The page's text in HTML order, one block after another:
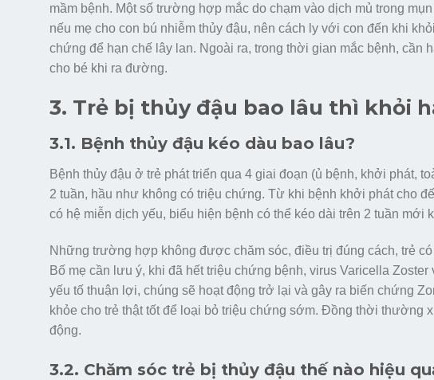
mầm bệnh. Một số trường hợp mắc do chạm vào dịch mủ trong
nếu mẹ cho con bú nhiễm thủy đậu, nên cách ly với con đến khi
chứng để hạn chế lây lan. Ngoài ra, trong thời gian mắc bệnh,
cho bé khi ra đường.
3. Trẻ bị thủy đậu bao lâu thì khỏi
3.1. Bệnh thủy đậu kéo dàu bao lâu?
Bệnh thủy đậu ở trẻ phát triển qua 4 giai đoạn (ủ bệnh, khởi phát,
2 tuần, hầu như không có triệu chứng. Từ khi bệnh khởi phát cho
có hệ miễn dịch yếu, biểu hiện bệnh có thể kéo dài trên 2 tuần mới
Những trường hợp không được chăm sóc, điều trị đúng cách, trẻ
Bố mẹ cần lưu ý, khi đã hết triệu chứng bệnh, virus Varicella
yếu tố thuận lợi, chúng sẽ hoạt động trở lại và gây ra biến chứng
khỏe cho trẻ thật tốt để loại bỏ triệu chứng sớm. Đồng thời thường
động.
3.2. Chăm sóc trẻ bị thủy đậu thế nào hiệu